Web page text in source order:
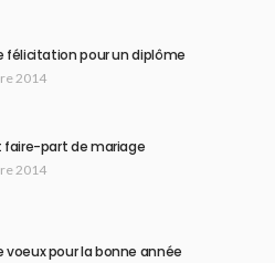
félicitation pour un diplôme
2014
faire-part de mariage
2014
voeux pour la bonne année